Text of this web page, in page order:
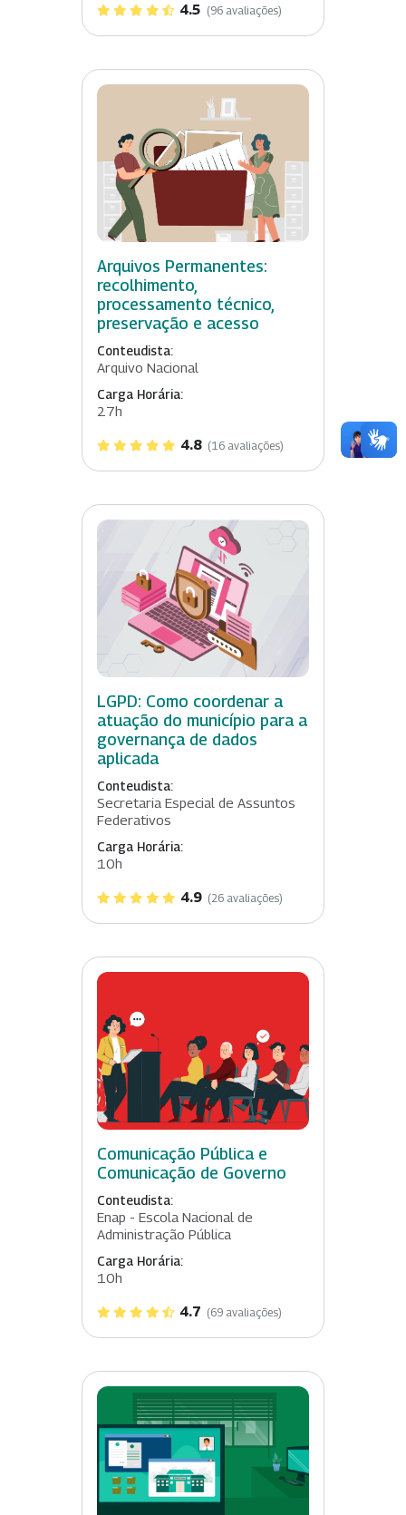
4.5 (96 avaliações)
Arquivos Permanentes:
recolhimento,
processamento técnico,
preservação e acesso
Conteudista:
Arquivo Nacional
Carga Horária:
27h
4.8 (16 avaliações)
LGPD: Como coordenar a
atuação do município para a
governança de dados
aplicada
Conteudista:
Secretaria Especial de Assuntos
Federativos
Carga Horária:
10h
4.9 (26 avaliações)
Comunicação Pública e
Comunicação de Governo
Conteudista:
Enap - Escola Nacional de
Administração Pública
Carga Horária:
10h
4.7 (69 avaliações)